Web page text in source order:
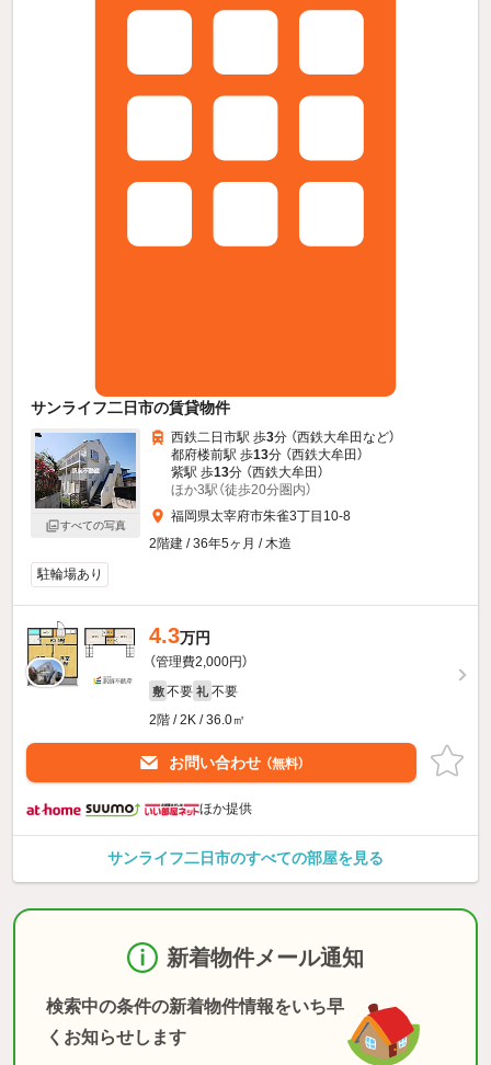
サンライフ二日市の賃貸物件
すべての写真
西鉄二日市駅 歩3分 （西鉄大牟田など）
都府楼前駅 歩13分 （西鉄大牟田）
紫駅 歩13分 （西鉄大牟田）
ほか3駅（徒歩20分圏内）
福岡県太宰府市朱雀3丁目10-8
2階建 / 36年5ヶ月 / 木造
駐輪場あり
4.3万円
（管理費2,000円）
敷 不要 礼 不要
2階 / 2K / 36.0㎡
お問い合わせ （無料）
ほか提供
サンライフ二日市のすべての部屋を見る
新着物件メール通知
検索中の条件の新着物件情報をいち早
くお知らせします